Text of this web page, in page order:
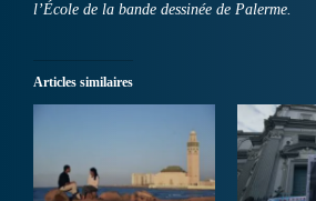
l’École de la bande dessinée de Palerme.
Articles similaires